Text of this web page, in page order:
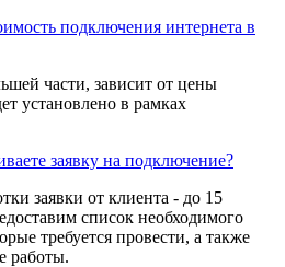
подключения интернета в
части, зависит от цены
установлено в рамках
заявку на подключение?
заявки от клиента - до 15
список необходимого
требуется провести, а также
работы.